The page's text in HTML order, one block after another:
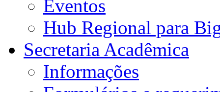
Eventos
Hub Regional para
Secretaria Acadêmica
Informações